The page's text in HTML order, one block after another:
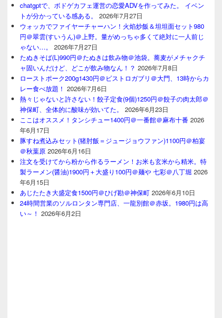
chatgptで、ボドゲカフェ運営の恋愛ADVを作ってみた。 イベン
トが分かっている感ある。
2026年7月27日
ウォッカでファイヤーチャーハン！火焰炒飯＆坦坦面セット980
円＠翠雲(すいうん)＠上野。量がめっちゃ多くて絶対に一人前じ
ゃない…。
2026年7月27日
たぬきそば(L)990円＠たぬきは飲み物＠池袋。蕎麦がメチャクチ
ャ固いんだけど、どこが飲み物なん！？ 2026年7月8日
ローストポーク200g1430円＠ビストロガブリ＠大門、13時からカ
レー食べ放題！ 2026年7月6日
熱々じゃないと許さない！餃子定食(9個)1250円＠餃子の肉太郎＠
神保町、全体的に酸味が効いてた。
2026年6月23日
ここはオススメ！タンシチュー1400円＠一番館＠麻布十番 2026
年6月17日
豚すね煮込みセット(猪肘飯＝ジュージョウファン)1100円＠柏宴
＠秋葉原 2026年6月16日
注文を受けてから粉から作るラーメン！お米も玄米から精米。特
製ラーメン(醤油)1900円＋大盛り100円＠麺や 七彩＠八丁堀 2026
年6月15日
あじたたき大盛定食1500円＠ひげ勘＠神保町 2026年6月10日
24時間営業のソルロンタン専門店、一龍別館＠赤坂。1980円は高
い～！ 2026年6月2日